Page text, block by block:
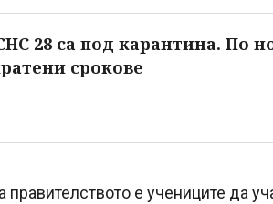
28 са под карантина. По
срокове
е учениците да